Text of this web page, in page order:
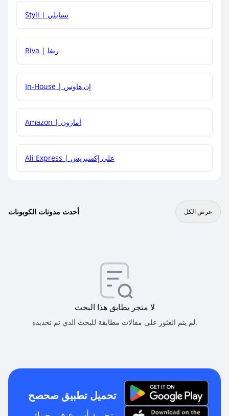
هل يمكنني جمع كود خصم مع العروض الأخرى؟
Styli | ستايلي
Riva | ريفا
In-House | إن هاوس
Amazon | أمازون
Ali Express | علي إكسبريس
أحدث مدونات الكوبونات عرض الكل
لا متجر يطابق هذا البحث
لم يتم العثور على مقالات مطابقة للبحث الذي تم تحديده.
تحميل تطبيق صحصح